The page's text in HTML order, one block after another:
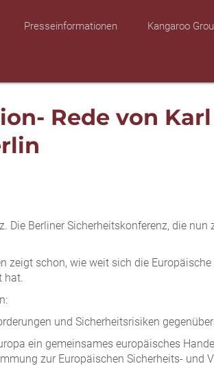
Presseinformationen Kangaroo
Rede von
Die Berliner Sicherheitskonferenz, die
zeigt schon, wie weit sich die
hat.
und Sicherheitsrisiken
ein gemeinsames europäisches
zur Europäischen Sicherheits-